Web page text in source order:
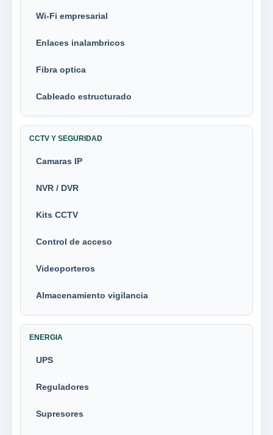
Wi-Fi empresarial
Enlaces inalambricos
Fibra optica
Cableado estructurado
CCTV Y SEGURIDAD
Camaras IP
NVR / DVR
Kits CCTV
Control de acceso
Videoporteros
Almacenamiento vigilancia
ENERGIA
UPS
Reguladores
Supresores